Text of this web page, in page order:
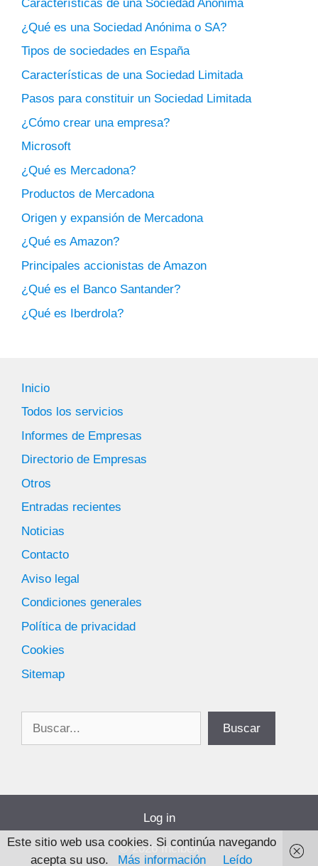
Características de una Sociedad Anónima
¿Qué es una Sociedad Anónima o SA?
Tipos de sociedades en España
Características de una Sociedad Limitada
Pasos para constituir un Sociedad Limitada
¿Cómo crear una empresa?
Microsoft
¿Qué es Mercadona?
Productos de Mercadona
Origen y expansión de Mercadona
¿Qué es Amazon?
Principales accionistas de Amazon
¿Qué es el Banco Santander?
¿Qué es Iberdrola?
Inicio
Todos los servicios
Informes de Empresas
Directorio de Empresas
Otros
Entradas recientes
Noticias
Contacto
Aviso legal
Condiciones generales
Política de privacidad
Cookies
Sitemap
Buscar
Log in
© 2026 Incibex
Este sitio web usa cookies. Si continúa navegando
acepta su uso.
Más información Leído